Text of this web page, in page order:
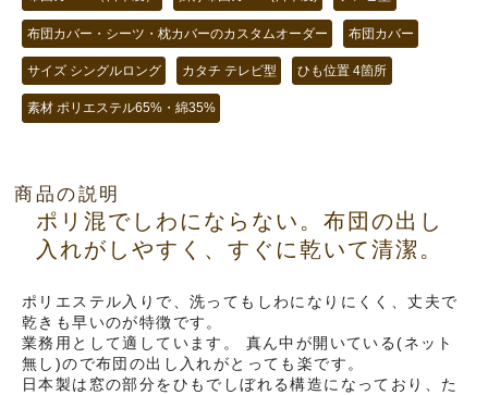
布団カバー・シーツ・枕カバーのカスタムオーダー 布団カバー
サイズ シングルロング カタチ テレビ型 ひも位置 4箇所
素材 ポリエステル65%・綿35%
商品の説明
ポリ混でしわにならない。布団の出し
入れがしやすく、すぐに乾いて清潔。
ポリエステル入りで、洗ってもしわになりにくく、丈夫で
乾きも早いのが特徴です。
業務用として適しています。 真ん中が開いている(ネット
無し)ので布団の出し入れがとっても楽です。
日本製は窓の部分をひもでしぼれる構造になっており、た